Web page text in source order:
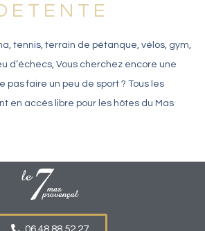
E T E N T E
tennis, terrain de pétanque, vélos, gym,
d’échecs, Vous cherchez encore une
pas faire un peu de sport ? Tous les
en accès libre pour les hôtes du Mas